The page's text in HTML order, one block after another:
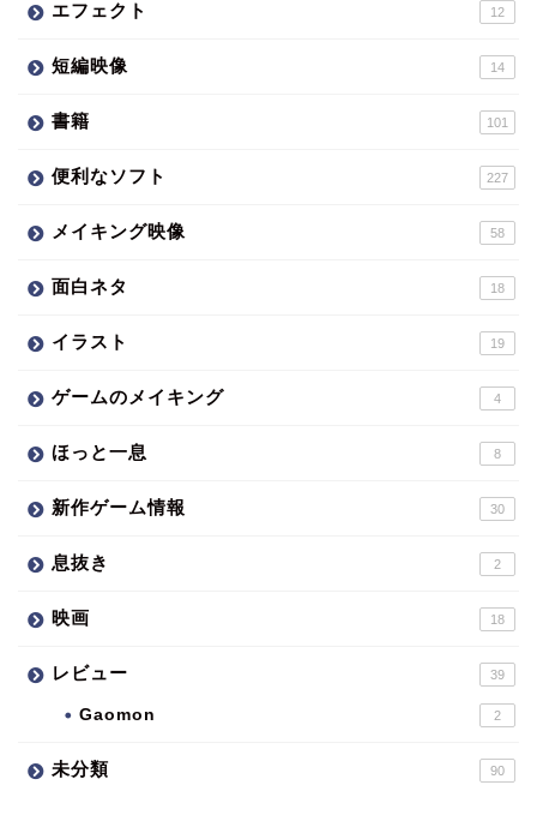
エフェクト 12
短編映像 14
書籍 101
便利なソフト 227
メイキング映像 58
面白ネタ 18
イラスト 19
ゲームのメイキング 4
ほっと一息 8
新作ゲーム情報 30
息抜き 2
映画 18
レビュー 39
Gaomon 2
未分類 90